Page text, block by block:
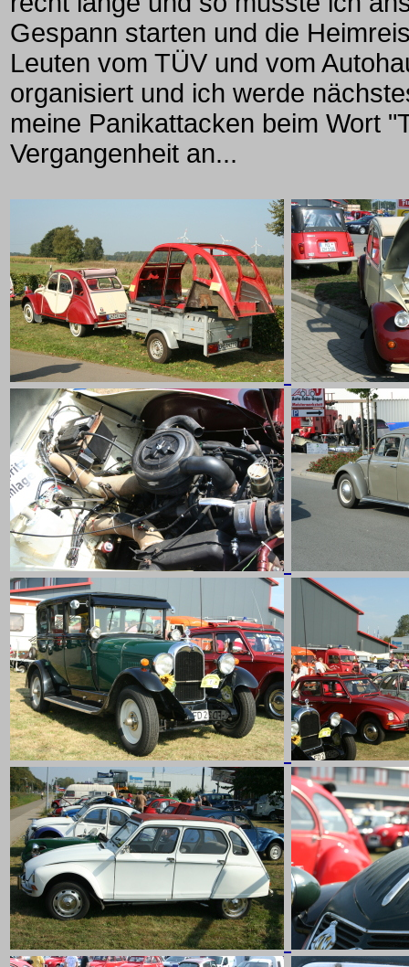
Gespann starten und die
Leuten vom TÜV und vom
organisiert und ich werde
meine Panikattacken beim Wort
Vergangenheit an...